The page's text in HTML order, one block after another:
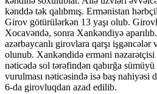
kənddə tək qalıbmış. Ermənistan
Girov götürülərkən 13 yaşı olub.
Xocavəndə, sonra Xankəndiyə
azərbaycanlı girovlara qarşı
olunub. Xankəndidə erməni
nəticədə sol tərəfindən qabırğa sümüyü
vurulması nəticəsində isə baş nahiyəsi
6-da girovluqdan azad edilib.